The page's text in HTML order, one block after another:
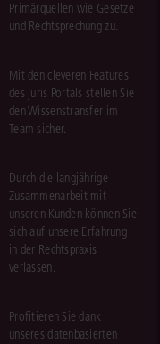
Primärquellen wie Gesetze
und Rechtsprechung zu.
Mit den cleveren Features
des juris Portals stellen Sie
den Wissenstransfer im
Team sicher.
Durch die langjährige
Zusammenarbeit mit
unseren Kunden können Sie
sich auf unsere Erfahrung
in der Rechtspraxis
verlassen.
Profitieren Sie dank
unseres datenbasierten